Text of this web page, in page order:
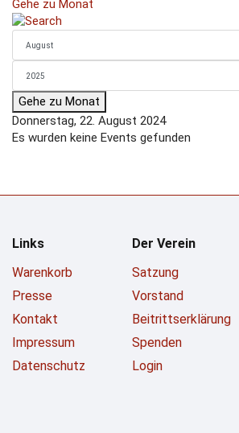
Gehe zu Monat
Gehe zu Monat
Donnerstag, 22. August 2024
Es wurden keine Events gefunden
Links
Warenkorb
Presse
Kontakt
Impressum
Datenschutz
Der Verein
Satzung
Vorstand
Beitrittserklärung
Spenden
Login